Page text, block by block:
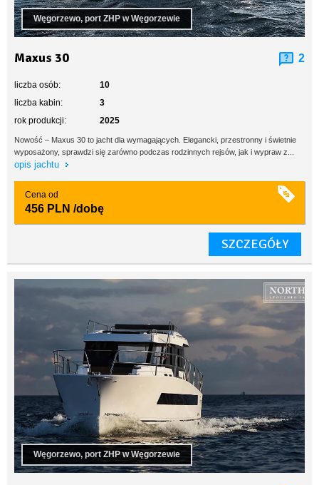
Węgorzewo, port ZHP w Węgorzewie
Maxus 30 2
liczba osób:
10
liczba kabin:
3
rok produkcji:
2025
Nowość – Maxus 30 to jacht dla wymagających. Elegancki, przestronny i świetnie
wyposażony, sprawdzi się zarówno podczas rodzinnych rejsów, jak i wypraw z...
opis jachtu
Cena od
456 PLN /dobę
SZCZEGÓŁY
Węgorzewo, port ZHP w Węgorzewie